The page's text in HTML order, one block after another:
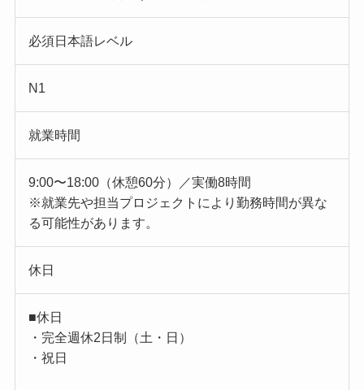
必須日本語レベル
N1
就業時間
9:00〜18:00（休憩60分）／実働8時間
※就業先や担当プロジェクトにより勤務時間が異な
る可能性があります。
休日
■休日
・完全週休2日制（土・日）
・祝日